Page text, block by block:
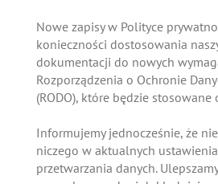
Nowe zapisy w Polityce
konieczności dostosowania
dokumentacji do nowych
Rozporządzenia o Ochronie
(RODO), które będzie
Informujemy jednocześnie, że
niczego w aktualnych
przetwarzania danych.